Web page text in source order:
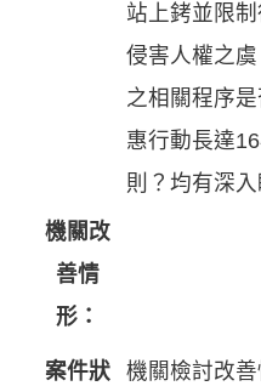
站上銬並限
侵害人權之
之相關程序
惠行動長達
則？均有深
機關改
善情
形：
案件狀
機關檢討改